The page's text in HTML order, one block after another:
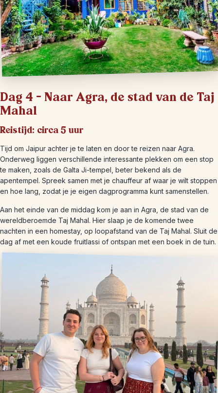
Dag 4 – Naar Agra, de stad van de Taj
Mahal
Reistijd: circa 5 uur
Tijd om Jaipur achter je te laten en door te reizen naar Agra.
Onderweg liggen verschillende interessante plekken om een stop
te maken, zoals de Galta Ji-tempel, beter bekend als de
apentempel. Spreek samen met je chauffeur af waar je wilt stoppen
en hoe lang, zodat je je eigen dagprogramma kunt samenstellen.
Aan het einde van de middag kom je aan in Agra, de stad van de
wereldberoemde Taj Mahal. Hier slaap je de komende twee
nachten in een homestay, op loopafstand van de Taj Mahal. Sluit de
dag af met een koude fruitlassi of ontspan met een boek in de tuin.